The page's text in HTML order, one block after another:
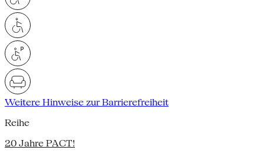
Weitere Hinweise zur Barrierefreiheit
Reihe
20 Jahre PACT!